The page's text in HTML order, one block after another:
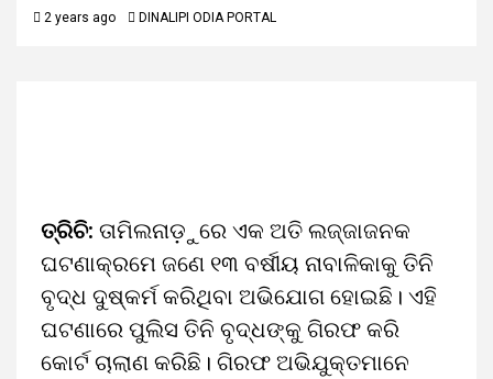
2 years ago DINALIPI ODIA PORTAL
ତ୍ରିଚି: ତାମିଲନାଡ଼ୁରେ ଏକ ଅତି ଲଜ୍ଜାଜନକ
ଘଟଣାକ୍ରମେ ଜଣେ ୧୩ ବର୍ଷୀୟ ନାବାଳିକାକୁ ତିନି
ବୃଦ୍ଧ ଦୁଷ୍କର୍ମ କରିଥିବା ଅଭିଯୋଗ ହୋଇଛି। ଏହି
ଘଟଣାରେ ପୁଲିସ ତିନି ବୃଦ୍ଧଙ୍କୁ ଗିରଫ କରି
କୋର୍ଟ ଚାଲାଣ କରିଛି। ଗିରଫ ଅଭିଯୁକ୍ତମାନେ